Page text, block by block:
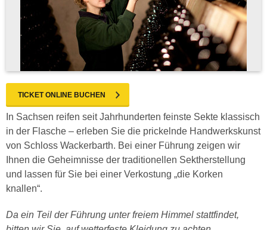
TICKET ONLINE BUCHEN
In Sachsen reifen seit Jahrhunderten feinste Sekte klassisch
in der Flasche – erleben Sie die prickelnde Handwerkskunst
von Schloss Wackerbarth. Bei einer Führung zeigen wir
Ihnen die Geheimnisse der traditionellen Sektherstellung
und lassen für Sie bei einer Verkostung „die Korken
knallen“.
Da ein Teil der Führung unter freiem Himmel stattfindet,